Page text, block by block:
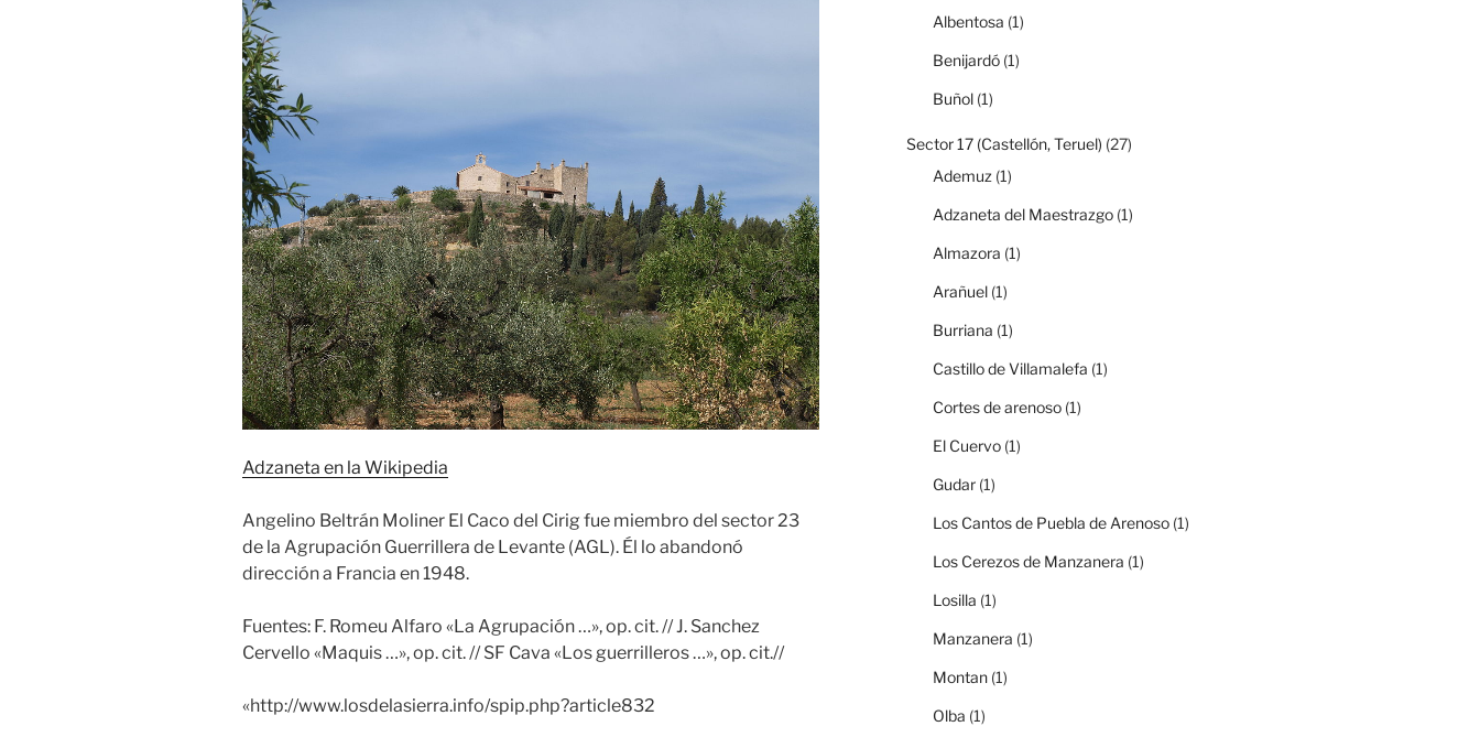
Adzaneta en la Wikipedia
Angelino Beltrán Moliner El Caco del Cirig fue miembro del sector 23
de la Agrupación Guerrillera de Levante (AGL). Él lo abandonó
dirección a Francia en 1948.
Fuentes: F. Romeu Alfaro «La Agrupación …», op. cit. // J. Sanchez
Cervello «Maquis …», op. cit. // SF Cava «Los guerrilleros …», op. cit.//
«http://www.losdelasierra.info/spip.php?article832
Albentosa (1)
Benijardó(1)
Buñol(1)
Sector 17 (Castellón, Teruel) (27)
Ademuz (1)
Adzaneta del Maestrazgo(1)
Almazora (1)
Arañuel(1)
Burriana (1)
Castillo de Villamalefa (1)
Cortes de arenoso(1)
El Cuervo(1)
Gudar(1)
Los Cantos de Puebla de Arenoso(1)
Los Cerezos de Manzanera (1)
Losilla (1)
Manzanera (1)
Montan(1)
Olba (1)